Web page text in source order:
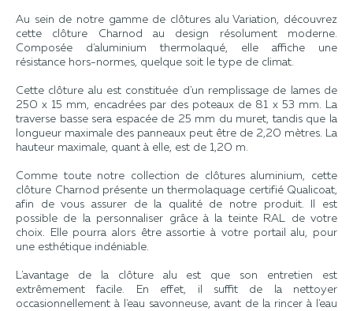
Au sein de notre gamme de clôtures alu Variation, découvrez
cette clôture Charnod au design résolument moderne.
Composée d'aluminium thermolaqué, elle affiche une
résistance hors-normes, quelque soit le type de climat.
Cette clôture alu est constituée d'un remplissage de lames de
250 x 15 mm, encadrées par des poteaux de 81 x 53 mm. La
traverse basse sera espacée de 25 mm du muret, tandis que la
longueur maximale des panneaux peut être de 2,20 mètres. La
hauteur maximale, quant à elle, est de 1,20 m.
Comme toute notre collection de clôtures aluminium, cette
clôture Charnod présente un thermolaquage certifié Qualicoat,
afin de vous assurer de la qualité de notre produit. Il est
possible de la personnaliser grâce à la teinte RAL de votre
choix. Elle pourra alors être assortie à votre portail alu, pour
une esthétique indéniable.
L'avantage de la clôture alu est que son entretien est
extrêmement facile. En effet, il suffit de la nettoyer
occasionnellement à l'eau savonneuse, avant de la rincer à l'eau